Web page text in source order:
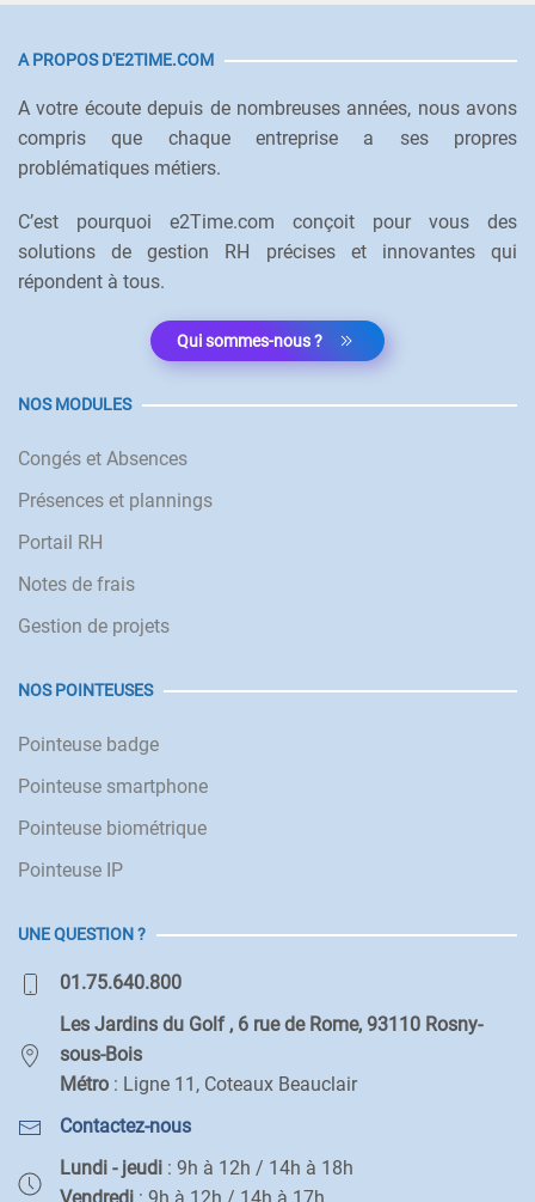
A PROPOS D'E2TIME.COM
A votre écoute depuis de nombreuses années, nous avons
compris que chaque entreprise a ses propres
problématiques métiers.
C’est pourquoi e2Time.com conçoit pour vous des
solutions de gestion RH précises et innovantes qui
répondent à tous.
Qui sommes-nous ?
NOS MODULES
Congés et Absences
Présences et plannings
Portail RH
Notes de frais
Gestion de projets
NOS POINTEUSES
Pointeuse badge
Pointeuse smartphone
Pointeuse biométrique
Pointeuse IP
UNE QUESTION ?
01.75.640.800
Les Jardins du Golf , 6 rue de Rome, 93110 Rosny-
sous-Bois
Métro : Ligne 11, Coteaux Beauclair
Contactez-nous
Lundi - jeudi : 9h à 12h / 14h à 18h